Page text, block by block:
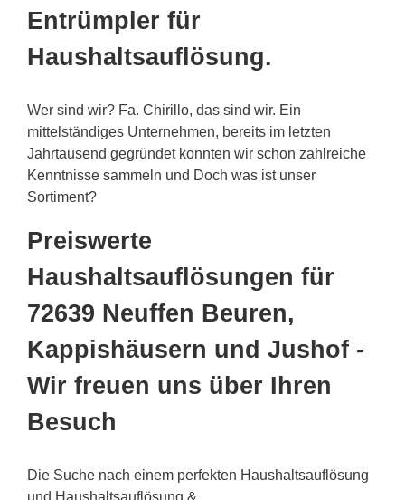
Entrümpler für
Haushaltsauflösung.
Wer sind wir? Fa. Chirillo, das sind wir. Ein
mittelständiges Unternehmen, bereits im letzten
Jahrtausend gegründet konnten wir schon zahlreiche
Kenntnisse sammeln und Doch was ist unser
Sortiment?
Preiswerte
Haushaltsauflösungen für
72639 Neuffen Beuren,
Kappishäusern und Jushof -
Wir freuen uns über Ihren
Besuch
Die Suche nach einem perfekten Haushaltsauflösung